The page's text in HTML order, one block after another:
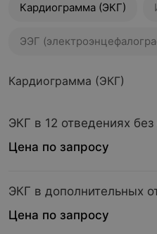
Кардиограмма (ЭКГ)
ЭЭГ
Кардиограмма (ЭКГ)
ЭКГ в 12 отведениях
Цена по запросу
ЭКГ в дополнительных
Цена по запросу